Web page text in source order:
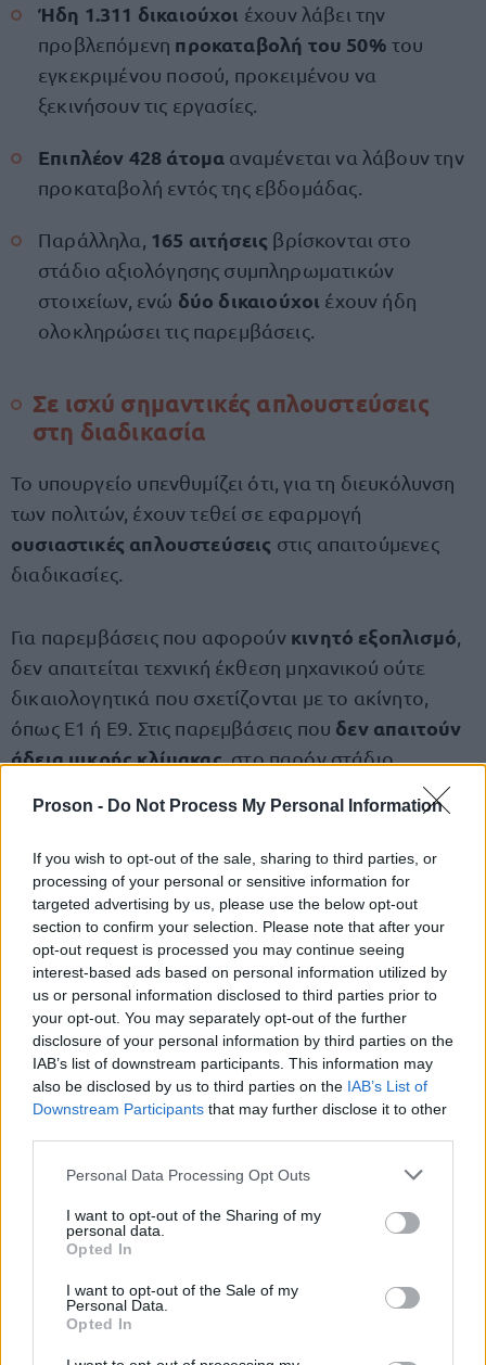
Proson - Do Not Process My Personal Information
If you wish to opt-out of the sale, sharing to third parties, or
processing of your personal or sensitive information for
targeted advertising by us, please use the below opt-out
section to confirm your selection. Please note that after your
opt-out request is processed you may continue seeing
interest-based ads based on personal information utilized by
us or personal information disclosed to third parties prior to
your opt-out. You may separately opt-out of the further
disclosure of your personal information by third parties on the
IAB’s list of downstream participants. This information may
also be disclosed by us to third parties on the IAB’s List of
Downstream Participants that may further disclose it to other
Please note that this website/app uses one or more Google
not limited to your visit or usage behaviour. You may click to
grant or deny consent to Google and its third-party tags to
use your data for below specified purposes in below Google
consent section.
Personal Data Processing Opt Outs
I want to opt-out of the Sharing of my
personal data.
Opted In
I want to opt-out of the Sale of my
Personal Data.
Opted In
Ήδη 1.311 δικαιούχοι έχουν λάβει την
προβλεπόμενη προκαταβολή του 50% του
εγκεκριμένου ποσού, προκειμένου να
ξεκινήσουν τις εργασίες.
Επιπλέον 428 άτομα αναμένεται να λάβουν την
προκαταβολή εντός της εβδομάδας.
Παράλληλα, 165 αιτήσεις βρίσκονται στο
στάδιο αξιολόγησης συμπληρωματικών
στοιχείων, ενώ δύο δικαιούχοι έχουν ήδη
ολοκληρώσει τις παρεμβάσεις.
Σε ισχύ σημαντικές απλουστεύσεις
στη διαδικασία
Το υπουργείο υπενθυμίζει ότι, για τη διευκόλυνση
των πολιτών, έχουν τεθεί σε εφαρμογή
ουσιαστικές απλουστεύσεις στις απαιτούμενες
διαδικασίες.
Για παρεμβάσεις που αφορούν κινητό εξοπλισμό
δεν απαιτείται τεχνική έκθεση μηχανικού ούτε
δικαιολογητικά που σχετίζονται με το ακίνητο,
όπως Ε1 ή Ε9. Στις παρεμβάσεις που δεν απαιτούν
άδεια μικρής κλίμακας, στο παρόν στάδιο
υφιστάμενης κατάστασης, ενώ η σχετική
βεβαίωση του άρθρου 30 του Ν. 4495/2017
κατατίθεται μετά την ολοκλήρωση των εργασιών.
Τεχνική έκθεση μηχανικού απαιτείταιμόνο σε
παρεμβάσεις που προϋποθέτουν άδεια μικρής
κλίμακας ή αφορούν εγκατάσταση αναβατορίου
με την άδεια να υποβάλλεται στο τελικό στάδιο.
Επιπλέον, έχουν θεσπιστεί ειδικές διευκολύνσεις
παρεμβάσεων στηνκατηγορία α, απλοποιώντας
περαιτέρω τη διαδικασία.
ΑΣΕΠ: Πιστοποίηση Αγγλικών σε